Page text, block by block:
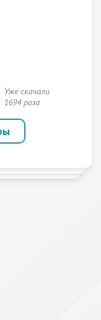
Уже скачали
1694 раза